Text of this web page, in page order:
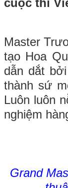
cuộc thi
Master
tạo Hoa
dẫn dắt
thành sứ
Luôn luôn
nghiệm
Grand